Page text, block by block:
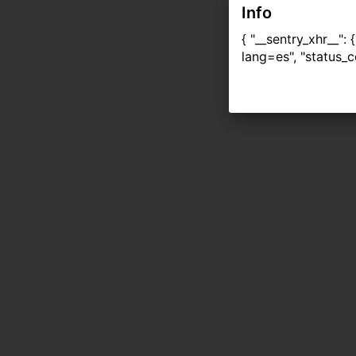
Info
{
lang=es",